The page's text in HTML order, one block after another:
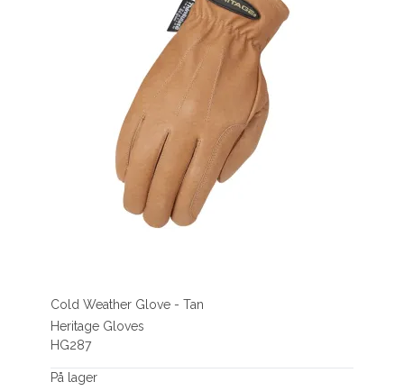
Cold Weather Glove - Tan
Heritage Gloves
HG287
På lager